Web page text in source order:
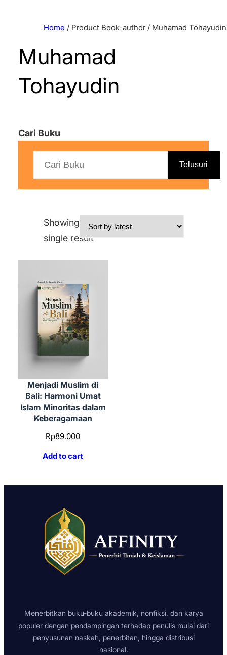
Home / Product Book-author / Muhamad Tohayudin
Muhamad
Tohayudin
Cari Buku
Telusuri
Showing the
single result
Menjadi Muslim di
Bali: Harmoni Umat
Islam Minoritas dalam
Keberagamaan
Rp89.000
Add to cart
Menerbitkan buku-buku akademik, nonfiksi, dan karya
populer dengan pendampingan terhadap penulis mulai dari
penyusunan naskah, penerbitan, hingga distribusi
nasional.